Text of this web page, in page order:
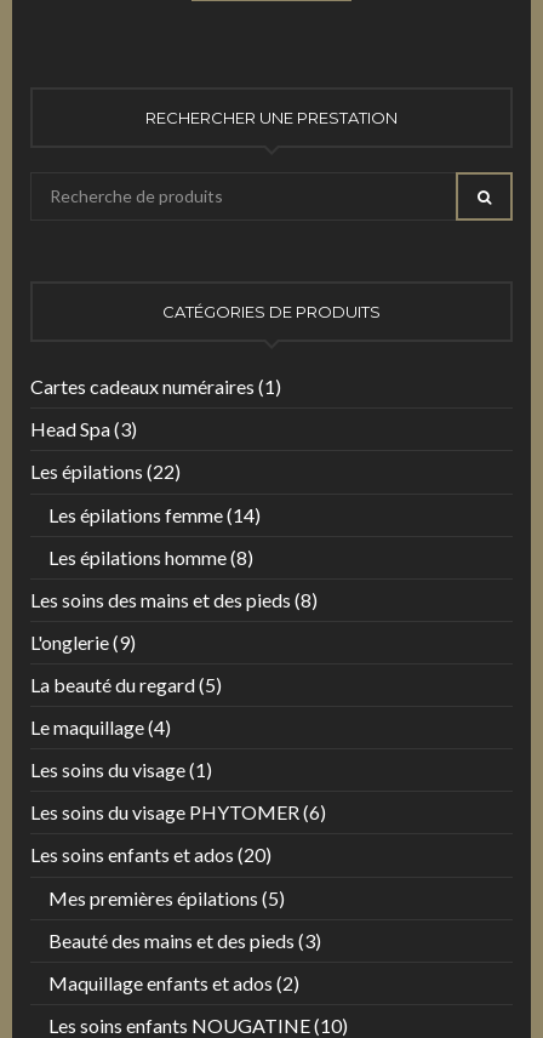
RECHERCHER UNE PRESTATION
CATÉGORIES DE PRODUITS
Cartes cadeaux numéraires (1)
Head Spa(3)
Les épilations (22)
Les épilations femme(14)
Les épilations homme(8)
Les soins des mains et des pieds (8)
L'onglerie(9)
La beauté du regard(5)
Le maquillage(4)
Les soins du visage(1)
Les soins du visage PHYTOMER (6)
Les soins enfants et ados (20)
Mes premières épilations (5)
Beauté des mains et des pieds (3)
Maquillage enfants et ados (2)
Les soins enfants NOUGATINE(10)